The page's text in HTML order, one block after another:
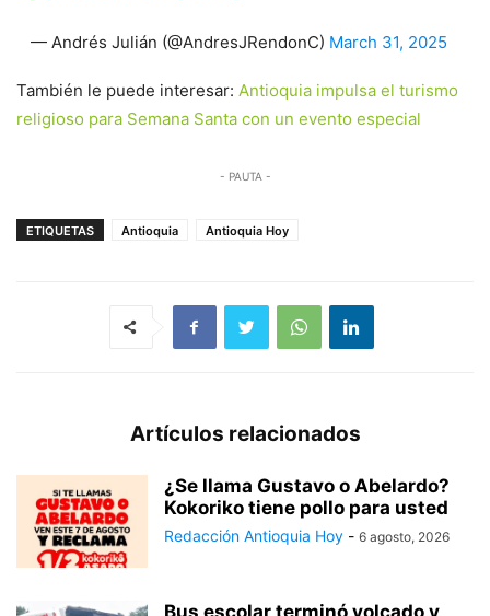
— Andrés Julián (@AndresJRendonC) March 31, 2025
También le puede interesar: Antioquia impulsa el turismo
religioso para Semana Santa con un evento especial
- PAUTA -
ETIQUETAS Antioquia Antioquia Hoy
Artículos relacionados
¿Se llama Gustavo o Abelardo?
Kokoriko tiene pollo para usted
Redacción Antioquia Hoy - 6 agosto, 2026
Bus escolar terminó volcado y